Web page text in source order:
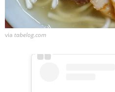
via tabelog.com